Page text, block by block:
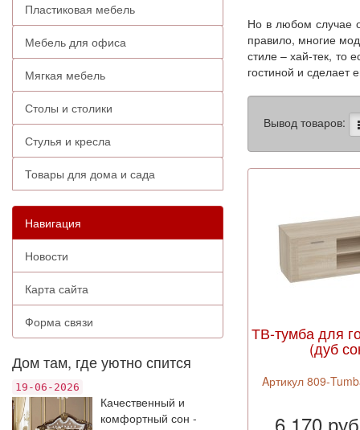
Пластиковая мебель
Мебель для офиса
Мягкая мебель
Столы и столики
Стулья и кресла
Товары для дома и сада
Навигация
Новости
Карта сайта
Форма связи
Дом там, где уютно спится
19-06-2026
Качественный и
комфортный сон -
Но в любом случае
правило, многие
стиле – хай-тек, то
гостиной и сделает
Вывод товаров:
ТВ-тумба для
(дуб
Aртикул 809-
6 170